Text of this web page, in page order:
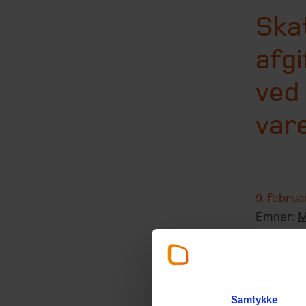
Samtykke
9.
Emner:
skatte-,